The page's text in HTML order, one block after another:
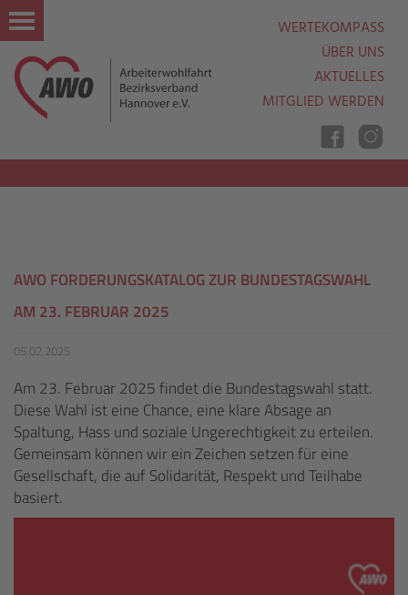
WERTEKOMPASS
ÜBER UNS
AKTUELLES
MITGLIED WERDEN
AWO FORDERUNGSKATALOG ZUR BUNDESTAGSWAHL
AM 23. FEBRUAR 2025
05.02.2025
Am 23. Februar 2025 findet die Bundestagswahl statt.
Diese Wahl ist eine Chance, eine klare Absage an
Spaltung, Hass und soziale Ungerechtigkeit zu erteilen.
Gemeinsam können wir ein Zeichen setzen für eine
Gesellschaft, die auf Solidarität, Respekt und Teilhabe
basiert.